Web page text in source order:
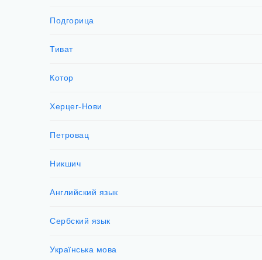
Подгорица
Тиват
Котор
Херцег-Нови
Петровац
Никшич
Английский язык
Сербский язык
Українська мова